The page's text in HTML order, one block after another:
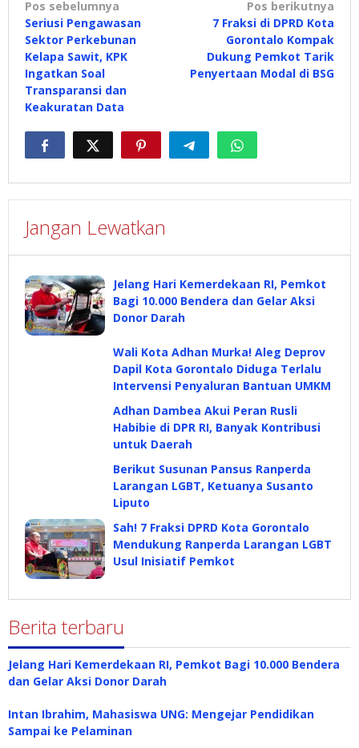
Navigasi
pos
Pos sebelumnya
Seriusi Pengawasan
Sektor Perkebunan
Kelapa Sawit, KPK
Ingatkan Soal
Transparansi dan
Keakuratan Data
Pos berikutnya
7 Fraksi di DPRD Kota
Gorontalo Kompak
Dukung Pemkot Tarik
Penyertaan Modal di BSG
Jangan Lewatkan
Jelang Hari Kemerdekaan RI, Pemkot
Bagi 10.000 Bendera dan Gelar Aksi
Donor Darah
Wali Kota Adhan Murka! Aleg Deprov
Dapil Kota Gorontalo Diduga Terlalu
Intervensi Penyaluran Bantuan UMKM
Adhan Dambea Akui Peran Rusli
Habibie di DPR RI, Banyak Kontribusi
untuk Daerah
Berikut Susunan Pansus Ranperda
Larangan LGBT, Ketuanya Susanto
Liputo
Sah! 7 Fraksi DPRD Kota Gorontalo
Mendukung Ranperda Larangan LGBT
Usul Inisiatif Pemkot
Berita terbaru
Jelang Hari Kemerdekaan RI, Pemkot Bagi 10.000 Bendera
dan Gelar Aksi Donor Darah
Intan Ibrahim, Mahasiswa UNG: Mengejar Pendidikan
Sampai ke Pelaminan